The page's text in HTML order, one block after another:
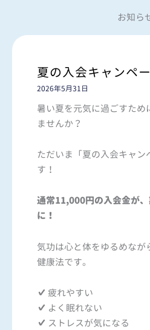
お知ら
夏の入会キャンペ
2026年5月31日
暑い夏を元気に過ごすため
ませんか？
ただいま「夏の入会キャン
す！
通常11,000円の入会金が
に！
気功は心と体をゆるめなが
健康法です。
✔ 疲れやすい
✔ よく眠れない
✔ ストレスが気になる